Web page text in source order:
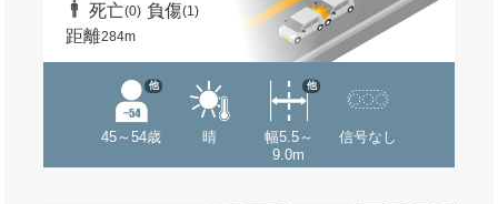
死亡(0) 負傷(1)
距離284m
45～54歳
他
晴
幅5.5～
9.0m
他
信号なし